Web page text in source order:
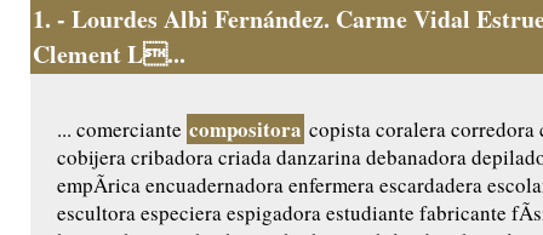
1. - Lourdes Albi Fernández. Carme Vidal
Clement L...
... comerciante compositora copista coralera corredora
cobijera cribadora criada danzarina debanadora
empÃ­rica encuadernadora enfermera escardadera
escultora especiera espigadora estudiante fabricante